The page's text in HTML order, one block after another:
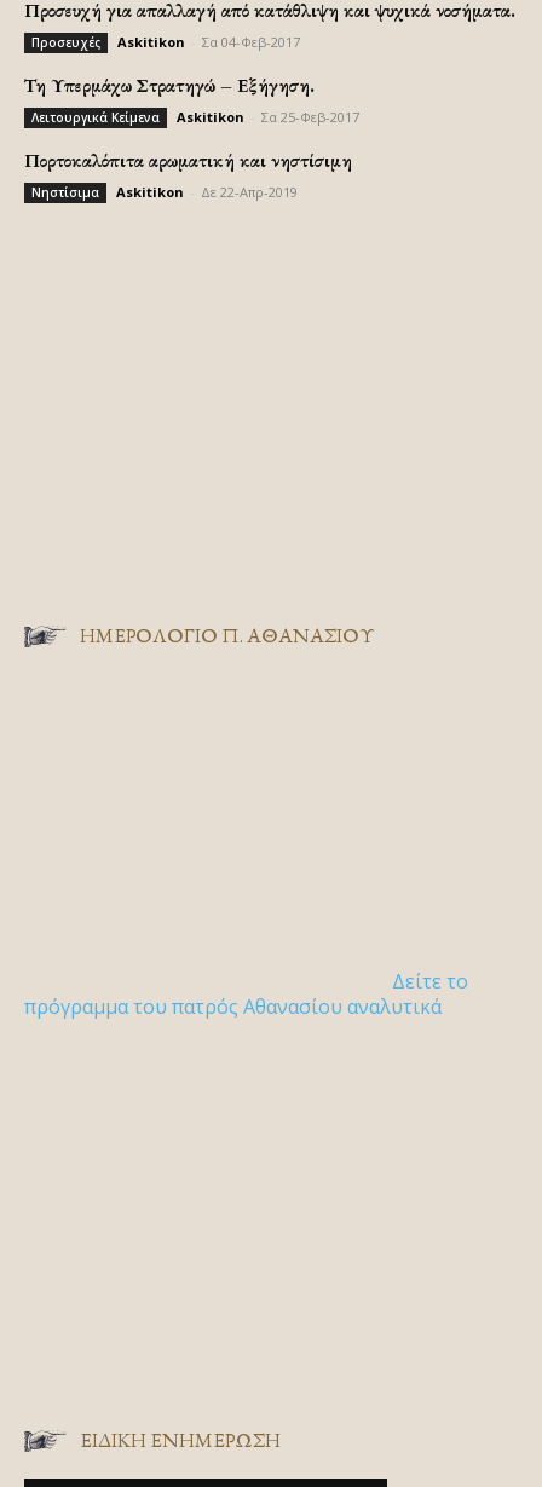
Προσευχή για απαλλαγή από κατάθλιψη και ψυχικά νοσήματα.
Προσευχές Askitikon Σα 04-Φεβ-2017
Τη Υπερμάχω Στρατηγώ – Εξήγηση.
Λειτουργικά Κείμενα Askitikon Σα 25-Φεβ-2017
Πορτοκαλόπιτα αρωματική και νηστίσιμη
Νηστίσιμα Askitikon Δε 22-Απρ-2019
ΗΜΕΡΟΛΟΓΙΟ Π. ΑΘΑΝΑΣΙΟΥ
Δείτε το
πρόγραμμα του πατρός Αθανασίου αναλυτικά
ΕΙΔΙΚΉ ΕΝΗΜΈΡΩΣΗ